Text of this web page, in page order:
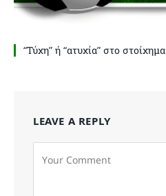
“Τύχη” ή “ατυχία” στο στοίχημα
LEAVE A REPLY